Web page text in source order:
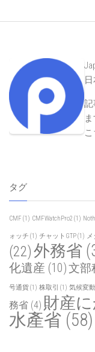
記
タグ
CMF (1) CMFWatchPro2 (1)
ォッチ (1) チャットGTP(1)
(22)外務省
化遺産 (10)文部
号通貨(1) 株取引 (1) 気候変動
務省 (4) 財産
水產省 (58)